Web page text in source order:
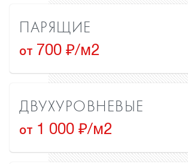
ПАРЯЩИЕ
от 700 ₽/м2
ДВУХУРОВНЕВЫЕ
от 1 000 ₽/м2